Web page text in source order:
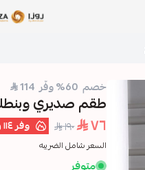
مؤسسة روزا
خصم 60% وفّر 114
طقم صديري
٧٦
١٩٠ وفر١١٤ ر.س
السعر شامل الضريبه
متوفر